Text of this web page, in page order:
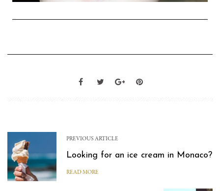
PREVIOUS ARTICLE
Looking for an ice cream in Monaco?
READ MORE